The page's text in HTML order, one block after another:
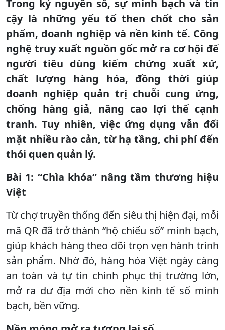
Trong kỷ nguyên số, sự minh bạch và tin
cậy là những yếu tố then chốt cho sản
phẩm, doanh nghiệp và nền kinh tế. Công
nghệ truy xuất nguồn gốc mở ra cơ hội để
người tiêu dùng kiểm chứng xuất xứ,
chất lượng hàng hóa, đồng thời giúp
doanh nghiệp quản trị chuỗi cung ứng,
chống hàng giả, nâng cao lợi thế cạnh
tranh. Tuy nhiên, việc ứng dụng vẫn đối
mặt nhiều rào cản, từ hạ tầng, chi phí đến
thói quen quản lý.
Bài 1: “Chìa khóa” nâng tầm thương hiệu
Việt
Từ chợ truyền thống đến siêu thị hiện đại, mỗi
mã QR đã trở thành “hộ chiếu số” minh bạch,
giúp khách hàng theo dõi trọn vẹn hành trình
sản phẩm. Nhờ đó, hàng hóa Việt ngày càng
an toàn và tự tin chinh phục thị trường lớn,
mở ra dư địa mới cho nền kinh tế số minh
bạch, bền vững.